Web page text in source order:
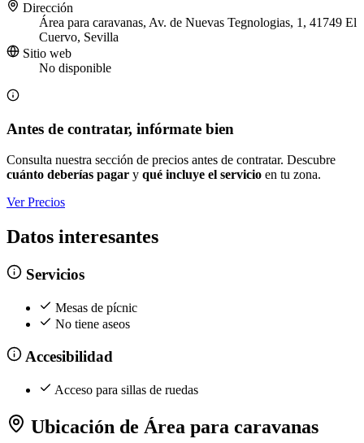
Dirección
Área para caravanas, Av. de Nuevas Tegnologias, 1, 41749 El
Cuervo, Sevilla
Sitio web
No disponible
Antes de contratar, infórmate bien
Consulta nuestra sección de precios antes de contratar. Descubre
cuánto deberías pagar y qué incluye el servicio en tu zona.
Ver Precios
Datos interesantes
Servicios
Mesas de pícnic
No tiene aseos
Accesibilidad
Acceso para sillas de ruedas
Ubicación de Área para caravanas